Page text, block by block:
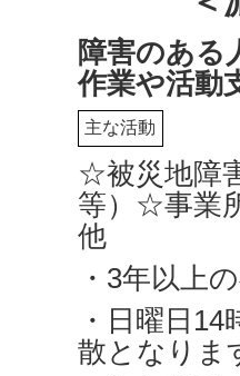
障害のある
作業や活動
主な活動
☆被災地障
等）☆事業
他
・3年以上
・日曜日
散となりま